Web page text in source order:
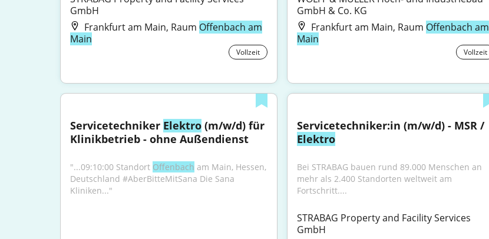
GmbH
Frankfurt am Main, Raum Offenbach am
Main
Vollzeit
GmbH & Co. KG
Frankfurt am Main, Raum Offenbach am
Main
Vollzeit
Servicetechniker Elektro (m/w/d) für
Klinikbetrieb - ohne Außendienst
"...09:10:00 Standort Offenbach am Main, Hessen,
Deutschland #AberBitteMitSana Die Sana
Kliniken..."
Servicetechniker:in (m/w/d) - MSR /
Elektro
Bei STRABAG bauen rund 89.000 Menschen an
mehr als 2.400 Standorten weltweit am
Fortschritt....
STRABAG Property and Facility Services
GmbH